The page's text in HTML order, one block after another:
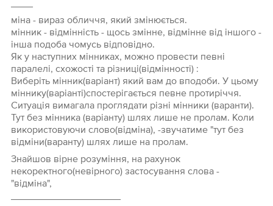
міна - вираз обличчя, який змінюється.
мінник - відмінність - щось змінне, відмінне від іншого -
інша подоба чомусь відповідно.
Як у наступних мінниках, можно провести певні
паралелі, схожості та різниці(відмінності) :
Виберіть мінник(варіант) який вам до вподоби. У цьому
міннику(варіанті)спостерігається певне протиріччя.
Ситуація вимагала проглядати різні мінники (варанти).
Тут без мінника (варіанту) шлях лише не пролам. Коли
використовуючи слово(відміна), -звучатиме "тут без
відміни(варанту) шлях лише на пролам.
Знайшов вірне розуміння, на рахунок
некоректного(невірного) застосування слова -
"відміна",